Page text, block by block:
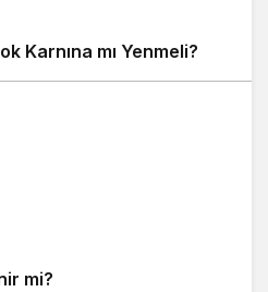
Karnına mı Yenmeli?
mi?